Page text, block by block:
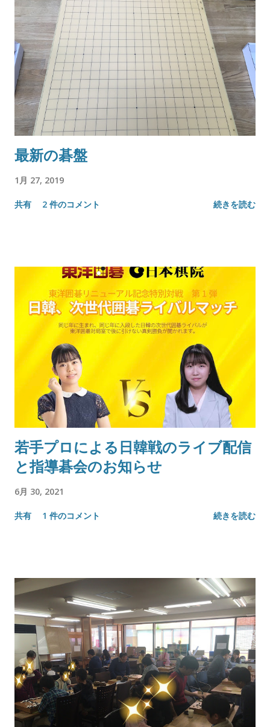
最新の碁盤
1月 27, 2019
共有 2 件のコメント 続きを読む
若手プロによる日韓戦のライブ配信
と指導碁会のお知らせ
6月 30, 2021
共有 1 件のコメント 続きを読む